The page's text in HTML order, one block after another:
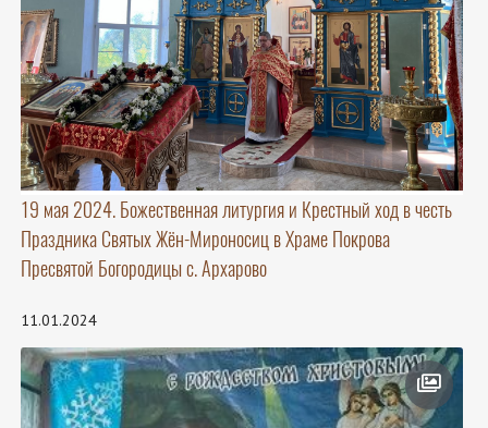
19 мая 2024. Божественная литургия и Крестный ход в честь
Праздника Святых Жён-Мироносиц в Храме Покрова
Пресвятой Богородицы с. Архарово
11.01.2024